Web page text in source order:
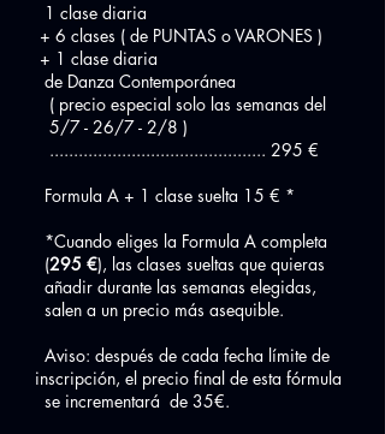
1 clase diaria
+ 6 clases ( de PUNTAS o VARONES )
+ 1 clase diaria
de Danza Contemporánea
( precio especial solo las semanas del
5/7 - 26/7 - 2/8 )
............................................. 295 €
Formula A + 1 clase suelta 15 € *
*Cuando eliges la Formula A completa
(295 €), las clases sueltas que quieras
añadir durante las semanas elegidas,
salen a un precio más asequible.
Aviso: después de cada fecha límite de
inscripción, el precio final de esta fórmula
se incrementará de 35€.